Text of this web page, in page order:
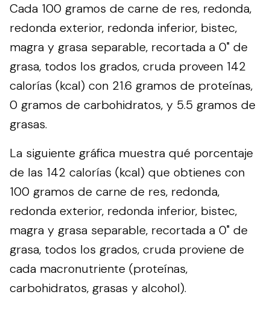
Cada 100 gramos de carne de res, redonda,
redonda exterior, redonda inferior, bistec,
magra y grasa separable, recortada a 0" de
grasa, todos los grados, cruda proveen 142
calorías (kcal) con 21.6 gramos de proteínas,
0 gramos de carbohidratos, y 5.5 gramos de
grasas.
La siguiente gráfica muestra qué porcentaje
de las 142 calorías (kcal) que obtienes con
100 gramos de carne de res, redonda,
redonda exterior, redonda inferior, bistec,
magra y grasa separable, recortada a 0" de
grasa, todos los grados, cruda proviene de
cada macronutriente (proteínas,
carbohidratos, grasas y alcohol).